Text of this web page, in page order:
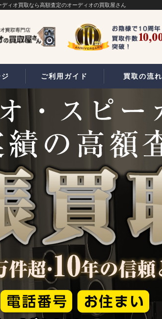
ィオ買取なら高額査定のオーディオの買取屋さん
ご利用ガイド 買取の流れ